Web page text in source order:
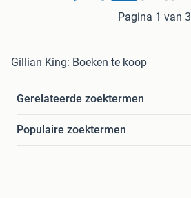
Pagina 1 van 3
Gillian King: Boeken te koop
Gerelateerde zoektermen
Populaire zoektermen